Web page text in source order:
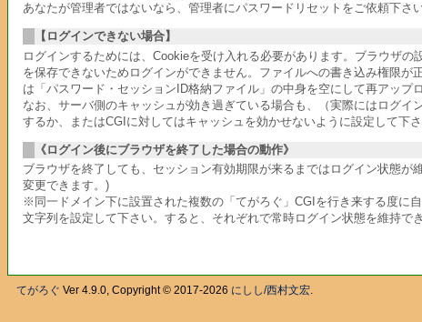
あなたが管理者ではないなら、管理者にパスワードリセットをご依頼下
【ログインできない場合】
ログインするためには、Cookieを受け入れる必要があります。ブラウザ
を保存できないためログインができません。ファイルへの書き込み権限
は「パスワード・セッションID格納ファイル」の中身を空にして再アップ
なお、サーバ側のキャッシュが効き過ぎている場合も、（実際にはログ
するか、またはCGIに対してはキャッシュを効かせないように設定して下さ
《ログイン後にブラウザを終了した場合の動作》
ブラウザを終了しても、セッション有効期限が来るまではログイン状態
変更できます。)
※同一ドメイン下に設置された複数の「てがろぐ」CGIを行き来する度に
文字列を設定して下さい。すると、それぞれで常時ログイン状態を維持でき
てがろぐ Ver 4.9.0, Copyright © 2017-2026 にしし/西村文宏.